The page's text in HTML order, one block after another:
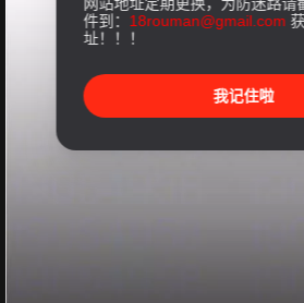
件到： 18rouman@gmail.com
址！！！
我记住啦